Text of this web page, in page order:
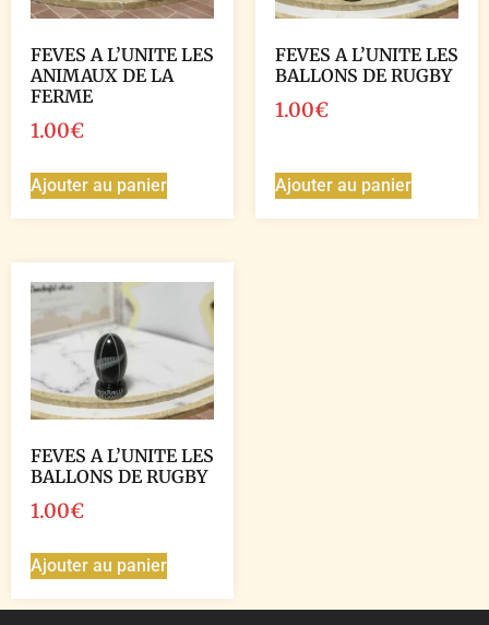
FEVES A L’UNITE LES
ANIMAUX DE LA
FERME
1.00€
Ajouter au panier
FEVES A L’UNITE LES
BALLONS DE RUGBY
1.00€
Ajouter au panier
FEVES A L’UNITE LES
BALLONS DE RUGBY
1.00€
Ajouter au panier